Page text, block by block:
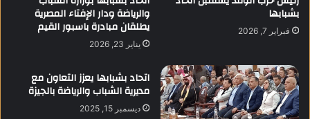
ر
م
خ
ت
ل
ف
ي
ر
ع
ا
م
ا
بشبابها
فبراير 7, 2026
والرياضة ودار الإفتاء المصرية
يطلقان مبادرة باسبور القيم
يناير 23, 2026
اتحاد بشبابها يعزز التعاون مع
مديرية الشباب والرياضة بالجيزة
ديسمبر 15, 2025